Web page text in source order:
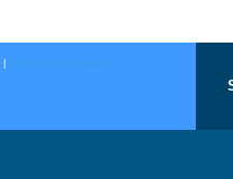
Política de compra y